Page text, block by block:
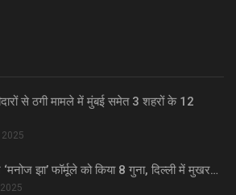
से ठगी मामले में मुंबई समेत 3 शहरों के 12
2025
झा’ फॉर्मूले को किया 8 गुना, दिल्ली में मुखर…